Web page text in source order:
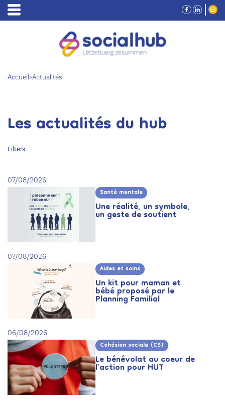
Accueil>Actualités
Les actualités du hub
Filters
07/08/2026
Santé mentale
Une réalité, un symbole,
un geste de soutient
07/08/2026
Aides et soins
Un kit pour maman et
bébé proposé par le
Planning Familial
06/08/2026
Cohésion sociale (CS)
Le bénévolat au coeur de
l’action pour HUT